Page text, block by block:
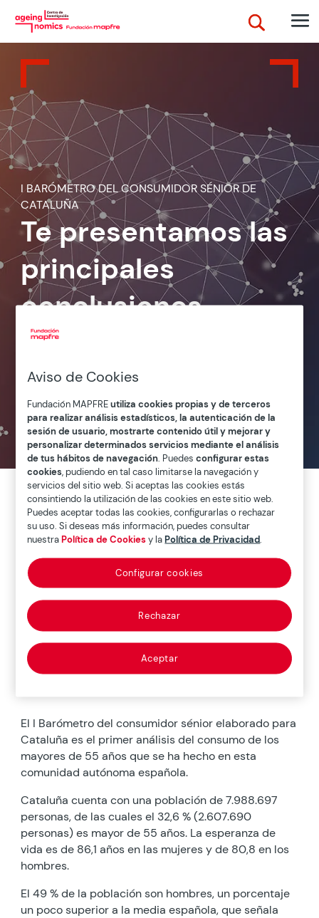
I BARÓMETRO DEL CONSUMIDOR SÉNIOR DE
CATALUÑA
Te presentamos las
principales
conclusiones
Edición Cataluña 2023
PRESENTACIÓN
Home>Barómetro del Consumo>I Barómetro del
Consumidor Sénior de Cataluña
Presentación
Descripción Metodología de investigación
El I Barómetro del consumidor sénior elaborado para
Cataluña es el primer análisis del consumo de los
mayores de 55 años que se ha hecho en esta
comunidad autónoma española.
Cataluña cuenta con una población de 7.988.697
personas, de las cuales el 32,6 % (2.607.690
personas) es mayor de 55 años. La esperanza de
vida es de 86,1 años en las mujeres y de 80,8 en los
hombres.
El 49 % de la población son hombres, un porcentaje
un poco superior a la media española, que señala
Aviso de Cookies
Fundación MAPFREutiliza cookies propias y de terceros
para realizar análisis estadísticos, la autenticación de la
sesión de usuario, mostrarte contenido útil y mejorar y
personalizar determinados servicios mediante el análisis
de tus hábitos de navegación . Puedesconfigurar estas
cookies , pudiendo en tal caso limitarse la navegación y
servicios del sitio web. Si aceptas las cookies estás
consintiendo la utilización de las cookies en este sitio web.
Puedes aceptar todas las cookies, configurarlas o rechazar
su uso. Si deseas más información, puedes consultar
nuestraPolítica de Cookiesy laPolítica de Privacidad
Rechazar
Aceptar
Configurar cookies